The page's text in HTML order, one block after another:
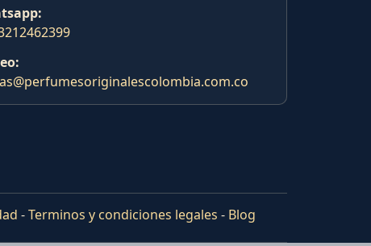
-Terminos y condiciones legales - Blog